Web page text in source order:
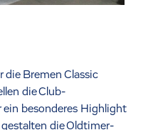
die Bremen Classic
die Club-
besonderes Highlight
die Oldtimer-